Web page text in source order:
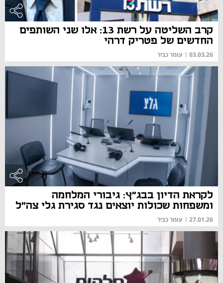
קרב השליטה על רשת 13: אלו שני השותפים
החדשים של פטריק דרהי
03.03.26
| עומר כביר
לקראת הדיון בבג"ץ: גיבורי המלחמה
ומשפחות שכולות יוצאים נגד סגירת גלי צה"ל
27.01.26
| עומר כביר